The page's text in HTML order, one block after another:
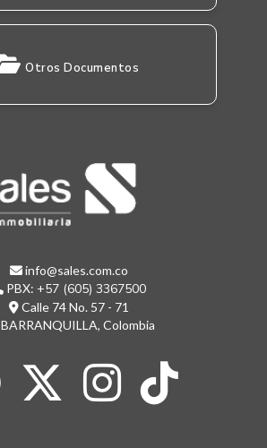
Otros Documentos
info@sales.com.co
PBX: +57 (605) 3367500
Calle 74 No. 57 - 71
BARRANQUILLA, Colombia